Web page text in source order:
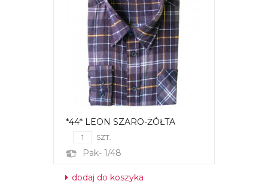
*44* LEON SZARO-ŻÓŁTA
SZT.
Pak- 1/48
dodaj do koszyka